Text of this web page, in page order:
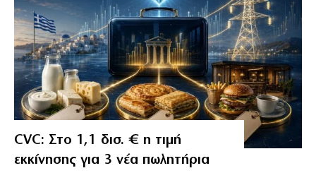
CVC: Στο 1,1 δισ. € η τιμή
εκκίνησης για 3 νέα πωλητήρια